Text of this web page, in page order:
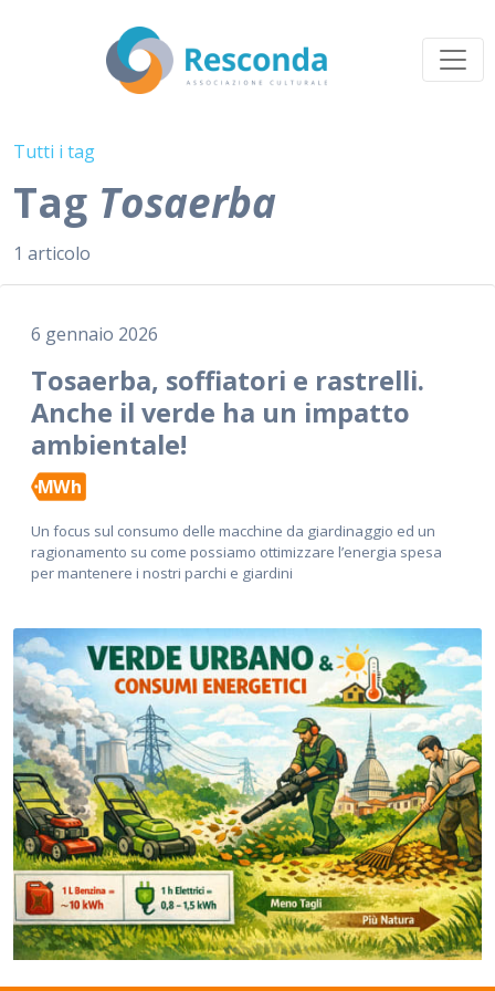
Tutti i tag
Tag Tosaerba
1 articolo
6 gennaio 2026
Tosaerba, soffiatori e rastrelli.
Anche il verde ha un impatto
ambientale!
MWh
Un focus sul consumo delle macchine da giardinaggio ed un
ragionamento su come possiamo ottimizzare l’energia spesa
per mantenere i nostri parchi e giardini